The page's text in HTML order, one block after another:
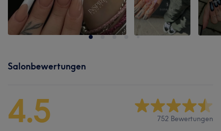
Salonbewertungen
4.5 752 Bewertungen